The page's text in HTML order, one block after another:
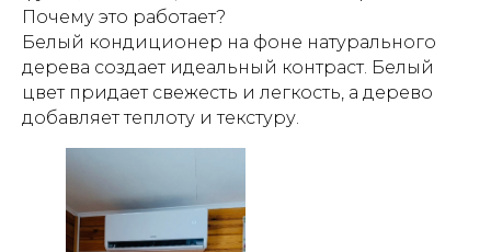
Почему это работает?
Белый кондиционер на фоне натурального
дерева создает идеальный контраст. Белый
цвет придает свежесть и легкость, а дерево
добавляет теплоту и текстуру.